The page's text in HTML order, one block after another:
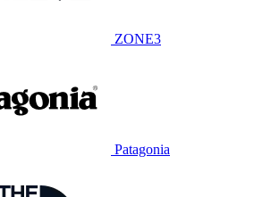
ZONE3
Patagonia